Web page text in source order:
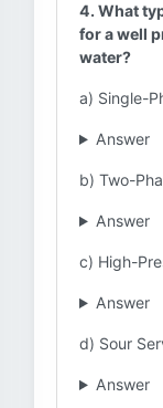
4. What
for a well
water?
a) Single-
Answer
b) Two-
Answer
c) High-
Answer
d) Sour
Answer